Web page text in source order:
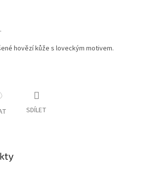
hovězí kůže s loveckým motivem.
SDÍLET